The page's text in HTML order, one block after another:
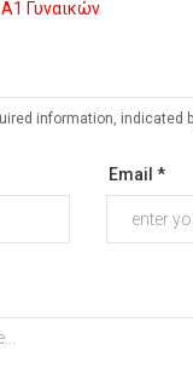
Γυναικών
information, indicated
Email *